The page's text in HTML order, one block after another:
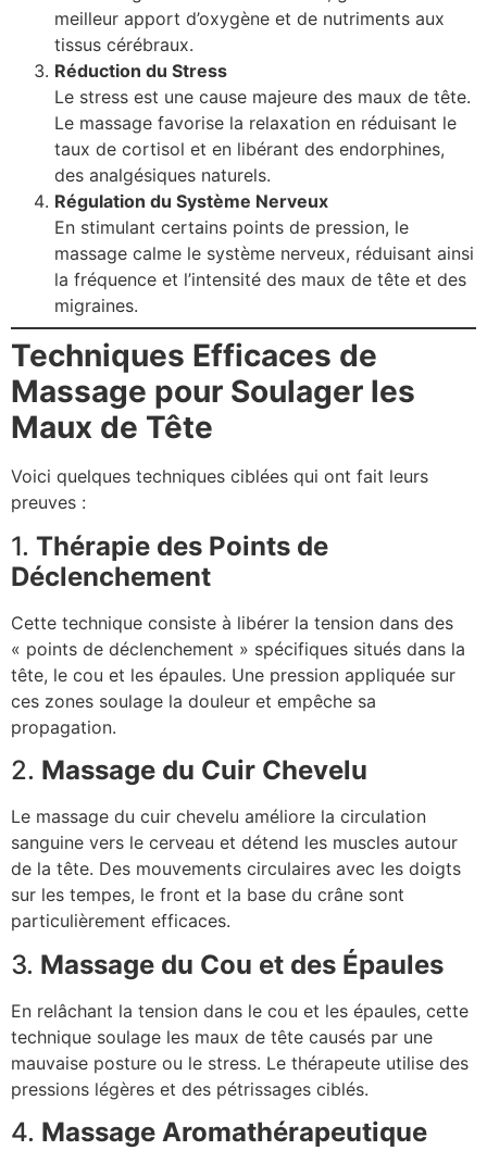
meilleur apport d’oxygène et de nutriments aux
tissus cérébraux.
Réduction du Stress
Le stress est une cause majeure des maux de tête.
Le massage favorise la relaxation en réduisant le
taux de cortisol et en libérant des endorphines,
des analgésiques naturels.
Régulation du Système Nerveux
En stimulant certains points de pression, le
massage calme le système nerveux, réduisant ainsi
la fréquence et l’intensité des maux de tête et des
migraines.
Techniques Efficaces de
Massage pour Soulager les
Maux de Tête
Voici quelques techniques ciblées qui ont fait leurs
preuves :
1. Thérapie des Points de
Déclenchement
Cette technique consiste à libérer la tension dans des
« points de déclenchement » spécifiques situés dans la
tête, le cou et les épaules. Une pression appliquée sur
ces zones soulage la douleur et empêche sa
propagation.
2. Massage du Cuir Chevelu
Le massage du cuir chevelu améliore la circulation
sanguine vers le cerveau et détend les muscles autour
de la tête. Des mouvements circulaires avec les doigts
sur les tempes, le front et la base du crâne sont
particulièrement efficaces.
3. Massage du Cou et des Épaules
En relâchant la tension dans le cou et les épaules, cette
technique soulage les maux de tête causés par une
mauvaise posture ou le stress. Le thérapeute utilise des
pressions légères et des pétrissages ciblés.
4. Massage Aromathérapeutique